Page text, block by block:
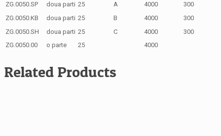
ZG.0050.SP
doua parti 25 A 4000
300
ZG.0050.KB
doua parti 25 B 4000
300
ZG.0050.SH
doua parti 25 C 4000
300
ZG.0050.00
o parte 25 4000
Related Products